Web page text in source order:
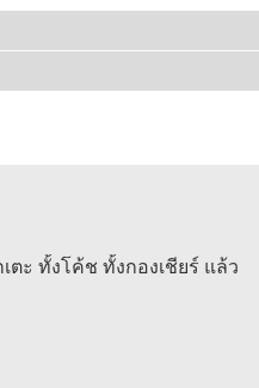
ะ ทั้งโค้ช ทั้งกองเชียร์ แล้ว